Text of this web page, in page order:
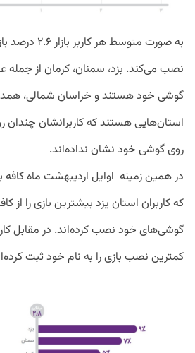
به صورت متوسط
نصب می‌کند. بزد، سمنان، کرمان از
گوشی خود هستند و خراسان شمالی،
استان‌هایی هستند که کاربرانشان
روی گوشی خود نشان نداده‌اند.
در همین زمینه اوایل اردیبهشت ماه کافه
که کاربران استان یزد بیشترین بازی را از
کمترین نصب بازی را به نام خود ثبت